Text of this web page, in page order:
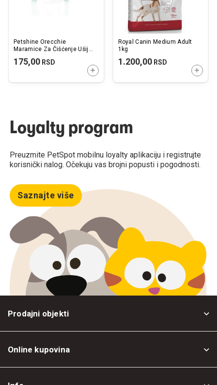
Petshine Orecchie
Maramice Za Čišćenje Ušiju
175,00 RSD
DODAJTE U KORPU
Royal Canin Medium Adult
1kg
1.200,00RSD
Loyalty program
Preuzmite PetSpot mobilnu loyalty aplikaciju i registrujte
korisnički nalog. Očekuju vas brojni popusti i pogodnosti.
Saznajte više
Prodajni objekti
Online kupovina